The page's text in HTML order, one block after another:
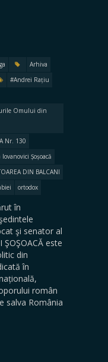
Arhiva
#Andrei Rațiu
Omului din
Nr. 130
Șoșoacă
DIN BALCANI
ortodox
în
şi senator al
este
din
în
român
salva România